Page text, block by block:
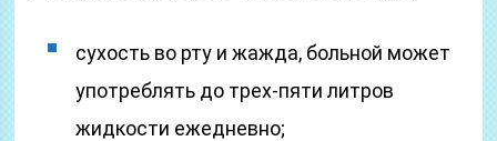
сухость во рту и жажда, больной может
употреблять до трех-пяти литров
жидкости ежедневно;